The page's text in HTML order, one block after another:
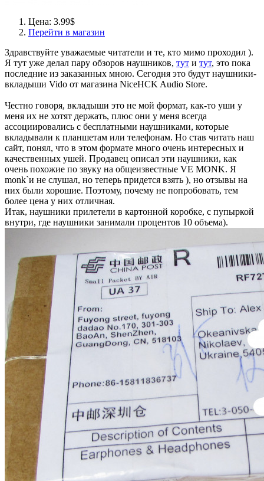
Цена: 3.99$
Перейти в магазин
Здравствуйте уважаемые читатели и те, кто мимо проходил ).
Я тут уже делал пару обзоров наушников, тут и тут, это пока
последние из заказанных мною. Сегодня это будут наушники-
вкладыши Vido от магазина NiceHCK Audio Store.
Честно говоря, вкладыши это не мой формат, как-то уши у
меня их не хотят держать, плюс они у меня всегда
ассоциировались с бесплатными наушниками, которые
вкладывали к планшетам или телефонам. Но став читать наш
сайт, понял, что в этом формате много очень интересных и
качественных ушей. Продавец описал эти наушники, как
очень похожие по звуку на общеизвестные VE MONK. Я
monk`и не слушал, но теперь придется взять ), но отзывы на
них были хорошие. Поэтому, почему не попробовать, тем
более цена у них отличная.
Итак, наушники прилетели в картонной коробке, с пупыркой
внутри, где наушники занимали процентов 10 объема).